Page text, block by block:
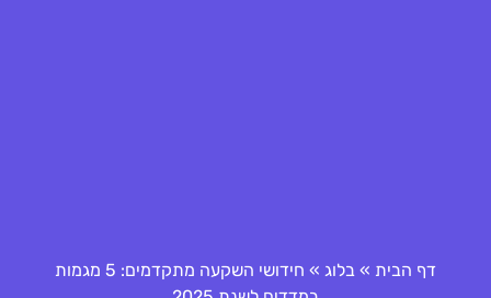
דף הבית » בלוג »
חידושי השקעה מתקדמים: 5 מגמות